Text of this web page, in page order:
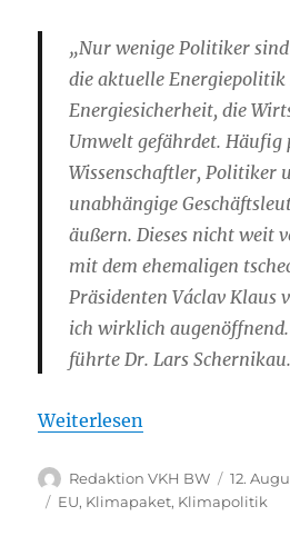
„Nur wenige Politiker
die aktuelle Energiepolitik
Energiesicherheit, die
Umwelt gefährdet. Häufig
Wissenschaftler, Politiker
unabhängige
äußern. Dieses nicht weit
mit dem ehemaligen
Präsidenten Václav Klaus
ich wirklich
führte Dr. Lars Schernikau.
Weiterlesen
Autor
Redaktion VKH BW
am
12.
Schlagwörter
EU, Klimapaket, Klimapolitik